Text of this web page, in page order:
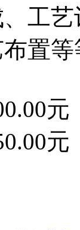
工
置等
元
元